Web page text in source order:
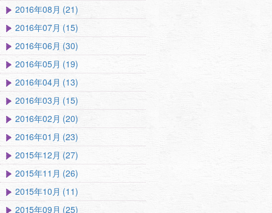
2016年08月 (21)
2016年07月 (15)
2016年06月 (30)
2016年05月 (19)
2016年04月 (13)
2016年03月 (15)
2016年02月 (20)
2016年01月 (23)
2015年12月 (27)
2015年11月 (26)
2015年10月 (11)
2015年09月 (25)